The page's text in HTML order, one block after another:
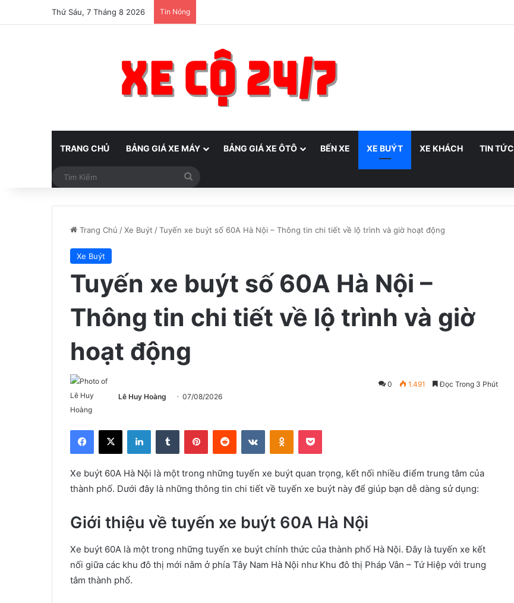
Thứ Sáu, 7 Tháng 8 2026 Tin Nóng
TRANG CHỦ BẢNG GIÁ XE MÁY BẢNG GIÁ XE ÔTÔ BẾN XE XE BUÝT XE KHÁCH TIN TỨC
Trang Chủ /Xe Buýt /Tuyến xe buýt số 60A Hà Nội – Thông tin chi tiết về lộ trình và giờ hoạt động
Xe Buýt
Tuyến xe buýt số 60A Hà Nội –
Thông tin chi tiết về lộ trình và giờ
hoạt động
Lê Huy Hoàng 07/08/2026
0 1.491 Đọc Trong 3 Phút
Facebook
X LinkedInTumblr PinterestReddit VKontakteOdnoklassniki
Pocket
Xe buýt 60A Hà Nội là một trong những tuyến xe buýt quan trọng, kết nối nhiều điểm trung tâm của
thành phố. Dưới đây là những thông tin chi tiết về tuyến xe buýt này để giúp bạn dễ dàng sử dụng:
Giới thiệu về tuyến xe buýt 60A Hà Nội
Xe buýt 60A là một trong những tuyến xe buýt chính thức của thành phố Hà Nội. Đây là tuyến xe kết
nối giữa các khu đô thị mới nằm ở phía Tây Nam Hà Nội như Khu đô thị Pháp Vân – Tứ Hiệp với trung
tâm thành phố.